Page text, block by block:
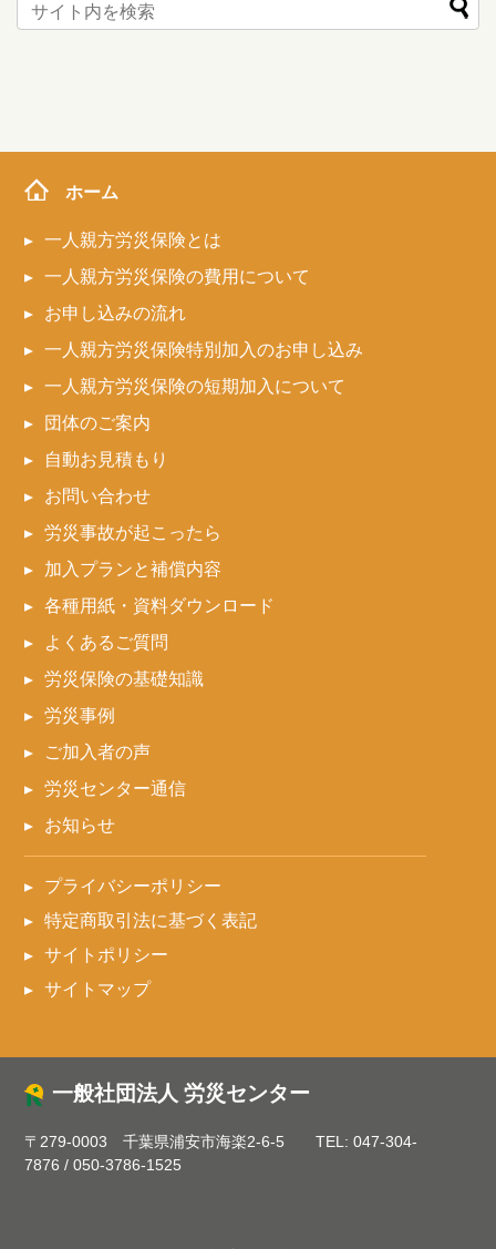
ホーム
一人親方労災保険とは
一人親方労災保険の費用について
お申し込みの流れ
一人親方労災保険特別加入のお申し込み
一人親方労災保険の短期加入について
団体のご案内
自動お見積もり
お問い合わせ
労災事故が起こったら
加入プランと補償内容
各種用紙・資料ダウンロード
よくあるご質問
労災保険の基礎知識
労災事例
ご加入者の声
労災センター通信
お知らせ
プライバシーポリシー
特定商取引法に基づく表記
サイトポリシー
サイトマップ
一般社団法人 労災センター
〒279-0003 千葉県浦安市海楽2-6-5 TEL:047-304-
7876 /050-3786-1525